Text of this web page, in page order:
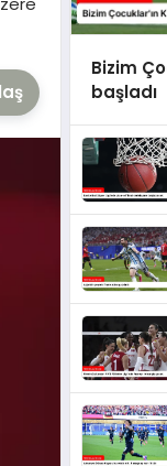
Bizim
başladı